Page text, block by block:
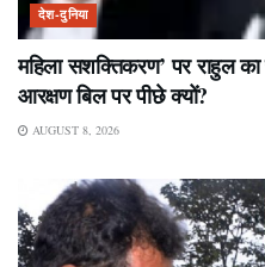
देश-दुनिया
महिला सशक्तिकरण’ पर राहुल
आरक्षण बिल पर पीछे क्यों?
AUGUST 8, 2026